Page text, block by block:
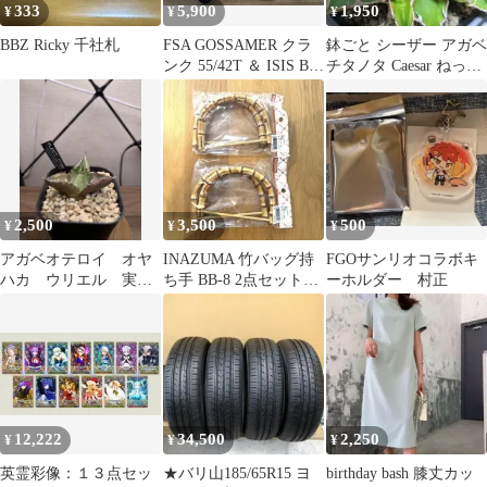
¥333
BBZ Ricky 千社札
¥5,900
FSA GOSSAMER クラ
ンク 55/42T ＆ ISIS BB
セット
¥1,950
鉢ごと シーザー アガベ
チタノタ Caesar ねっこ
¥ 2,500
アガベオテロイ オヤ
ハカ ウリエル 実
¥3,500
INAZUMA 竹バッグ持
ち手 BB-8 2点セット
バラ売り可
¥500
FGOサンリオコラボキ
ーホルダー 村正
¥ 12,222
英霊彩像：１３点セッ
¥34,500
★バリ山185/65R15 ヨ
¥2,250
birthday bash 膝丈カッ